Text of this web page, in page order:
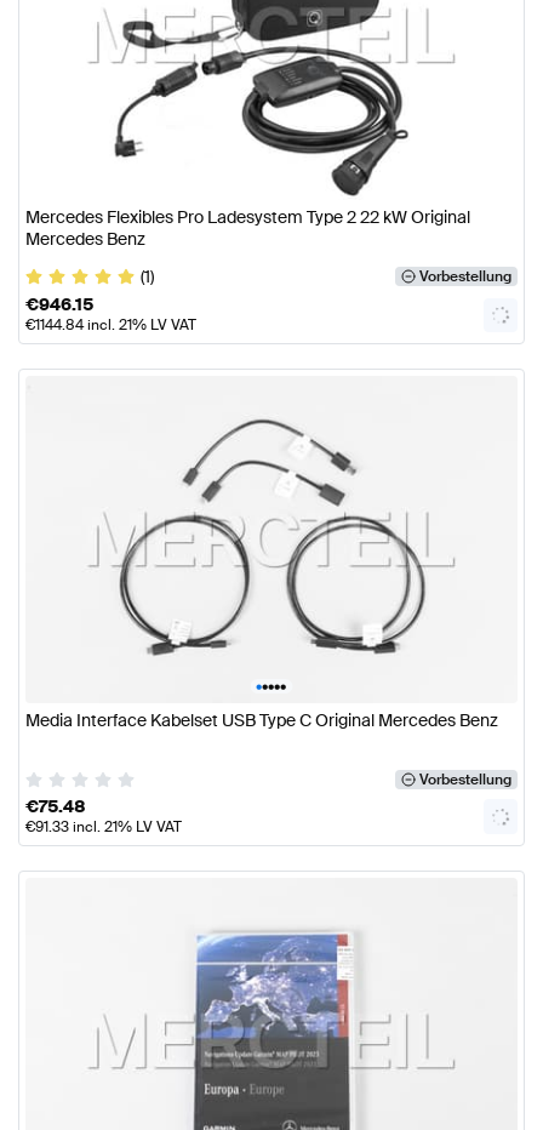
Mercedes Flexibles Pro Ladesystem Type 2 22 kW Original
Mercedes Benz
(1)
Vorbestellung
€946.15
€1144.84incl. 21% LV VAT
•••••
Media Interface Kabelset USB Type C Original Mercedes Benz
Vorbestellung
€75.48
€91.33incl. 21% LV VAT